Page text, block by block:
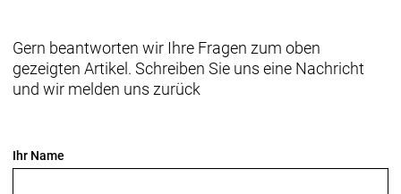
Gern beantworten wir Ihre Fragen zum oben
gezeigten Artikel. Schreiben Sie uns eine Nachricht
und wir melden uns zurück
Ihr Name